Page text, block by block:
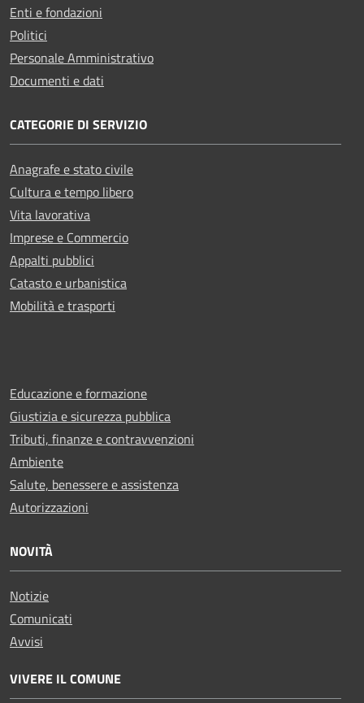
Enti e fondazioni
Politici
Personale Amministrativo
Documenti e dati
CATEGORIE DI SERVIZIO
Anagrafe e stato civile
Cultura e tempo libero
Vita lavorativa
Imprese e Commercio
Appalti pubblici
Catasto e urbanistica
Mobilità e trasporti
Educazione e formazione
Giustizia e sicurezza pubblica
Tributi, finanze e contravvenzioni
Ambiente
Salute, benessere e assistenza
Autorizzazioni
NOVITÀ
Notizie
Comunicati
Avvisi
VIVERE IL COMUNE